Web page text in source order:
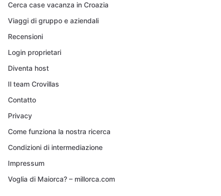
Cerca case vacanza in Croazia
Viaggi di gruppo e aziendali
Recensioni
Login proprietari
Diventa host
Il team Crovillas
Contatto
Privacy
Come funziona la nostra ricerca
Condizioni di intermediazione
Impressum
Voglia di Maiorca? – millorca.com